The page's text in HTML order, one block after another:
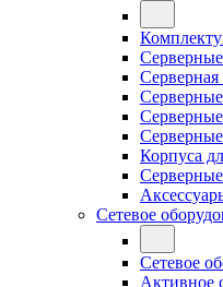
Серверная
Корпуса
Сетевое
Сетевое
Активное